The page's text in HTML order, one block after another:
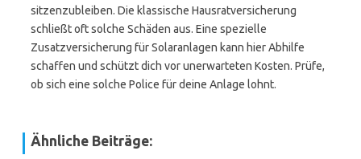
sitzenzubleiben. Die klassische Hausratversicherung
schließt oft solche Schäden aus. Eine spezielle
Zusatzversicherung für Solaranlagen kann hier Abhilfe
schaffen und schützt dich vor unerwarteten Kosten. Prüfe,
ob sich eine solche Police für deine Anlage lohnt.
Ähnliche Beiträge: